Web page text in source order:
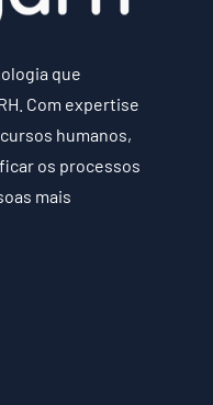
que
Com expertise
humanos,
os processos
mais